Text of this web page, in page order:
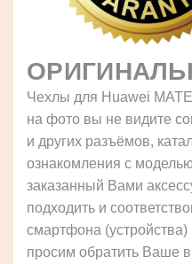
Чехлы для Huawei
на фото вы не видите
и других разъёмов,
ознакомления с
заказанный Вами
подходить и
смартфона
просим обратить Ваше